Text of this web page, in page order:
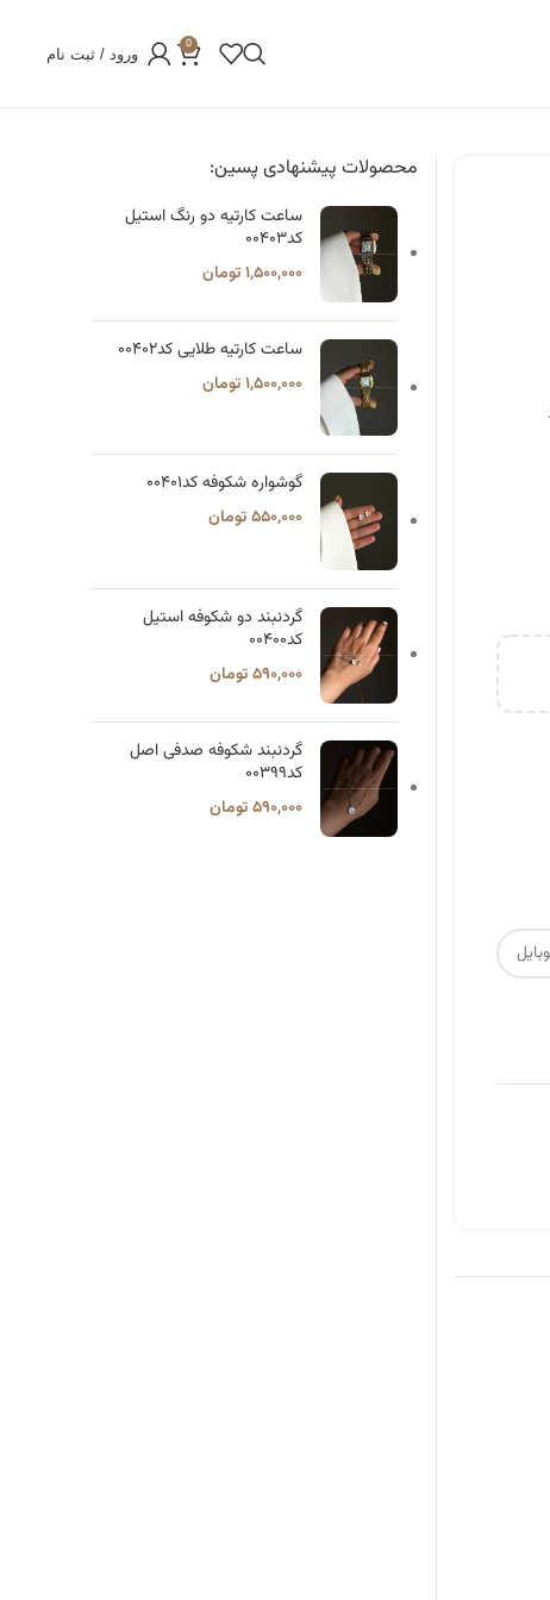
0
ورود / ثبت نام
محصولات پیشنهادی پسین:
ساعت کارتیه دو رنگ استیل
کد۰۰۴۰۳
۱,۵۰۰,۰۰۰ تومان
ساعت کارتیه طلایی کد۰۰۴۰۲
۱,۵۰۰,۰۰۰ تومان
گوشواره شکوفه کد۰۰۴۰۱
۵۵۰,۰۰۰ تومان
گردنبند دو شکوفه استیل
کد۰۰۴۰۰
۵۹۰,۰۰۰ تومان
گردنبند شکوفه صدفی اصل
کد۰۰۳۹۹
۵۹۰,۰۰۰ تومان